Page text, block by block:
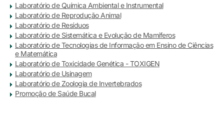
Laboratório de Química Ambiental e Instrumental
Laboratório de Reprodução Animal
Laboratório de Resíduos
Laboratório de Sistemática e Evolução de Mamíferos
Laboratório de Tecnologias de Informação em Ensino de Ciências
e Matemática
Laboratório de Toxicidade Genética - TOXIGEN
Laboratório de Usinagem
Laboratório de Zoologia de Invertebrados
Promoção de Saúde Bucal